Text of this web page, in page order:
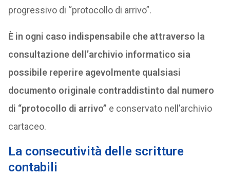
progressivo di “protocollo di arrivo”.
È in ogni caso indispensabile che attraverso la
consultazione dell’archivio informatico sia
possibile reperire agevolmente qualsiasi
documento originale contraddistinto dal numero
di “protocollo di arrivo” e conservato nell’archivio
cartaceo.
La consecutività delle scritture
contabili